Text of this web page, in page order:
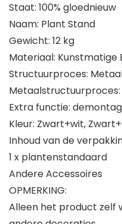
Staat: 100% gloednieuw
Naam: Plant Stand
Gewicht: 12 kg
Materiaal: Kunstmatige
Structuurproces:
Metaalstructuurproces:
Extra functie:
Kleur: Zwart+wit,
Inhoud van de
1 x plantenstandaard
Andere Accessoires
OPMERKING:
Alleen het product zelf